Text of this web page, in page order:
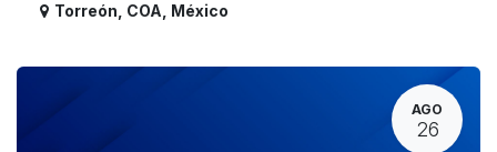
Torreón COA México
AGO
26